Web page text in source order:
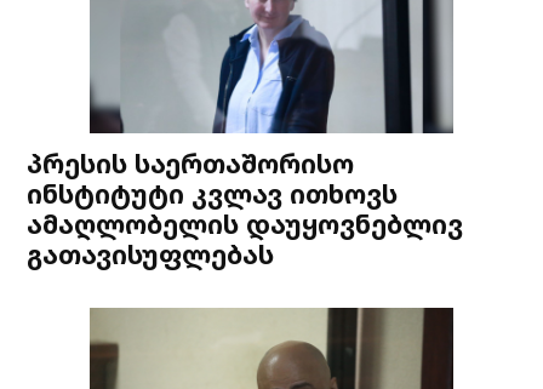
პრესის საერთაშორისო
ინსტიტუტი კვლავ ითხოვს
ამაღლობელის დაუყოვნებლივ
გათავისუფლებას